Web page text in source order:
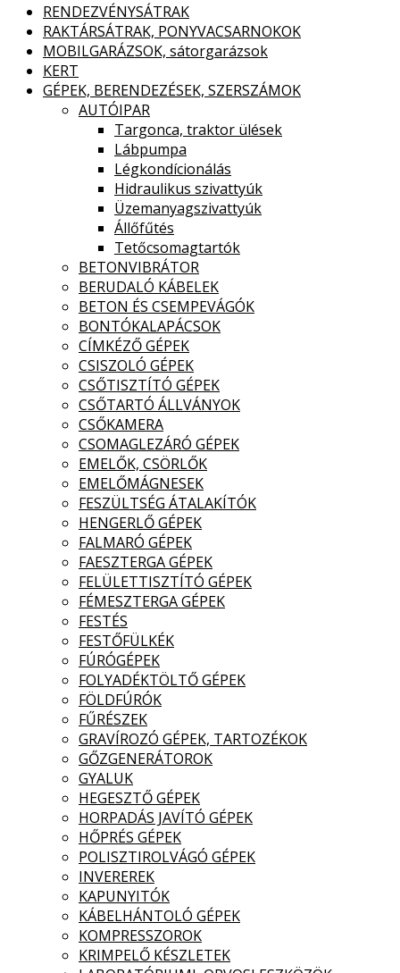
RENDEZVÉNYSÁTRAK
RAKTÁRSÁTRAK, PONYVACSARNOKOK
MOBILGARÁZSOK, sátorgarázsok
KERT
GÉPEK, BERENDEZÉSEK, SZERSZÁMOK
AUTÓIPAR
Targonca, traktor ülések
Lábpumpa
Légkondícionálás
Hidraulikus szivattyúk
Üzemanyagszivattyúk
Állőfűtés
Tetőcsomagtartók
BETONVIBRÁTOR
BERUDALÓ KÁBELEK
BETON ÉS CSEMPEVÁGÓK
BONTÓKALAPÁCSOK
CÍMKÉZŐ GÉPEK
CSISZOLÓ GÉPEK
CSŐTISZTÍTÓ GÉPEK
CSŐTARTÓ ÁLLVÁNYOK
CSŐKAMERA
CSOMAGLEZÁRÓ GÉPEK
EMELŐK, CSÖRLŐK
EMELŐMÁGNESEK
FESZÜLTSÉG ÁTALAKÍTÓK
HENGERLŐ GÉPEK
FALMARÓ GÉPEK
FAESZTERGA GÉPEK
FELÜLETTISZTÍTÓ GÉPEK
FÉMESZTERGA GÉPEK
FESTÉS
FESTŐFÜLKÉK
FÚRÓGÉPEK
FOLYADÉKTÖLTŐ GÉPEK
FÖLDFÚRÓK
FŰRÉSZEK
GRAVÍROZÓ GÉPEK, TARTOZÉKOK
GŐZGENERÁTOROK
GYALUK
HEGESZTŐ GÉPEK
HORPADÁS JAVÍTÓ GÉPEK
HŐPRÉS GÉPEK
POLISZTIROLVÁGÓ GÉPEK
INVEREREK
KAPUNYITÓK
KÁBELHÁNTOLÓ GÉPEK
KOMPRESSZOROK
KRIMPELŐ KÉSZLETEK